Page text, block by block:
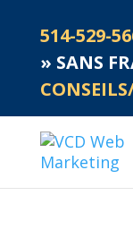
514-529-
» SANS